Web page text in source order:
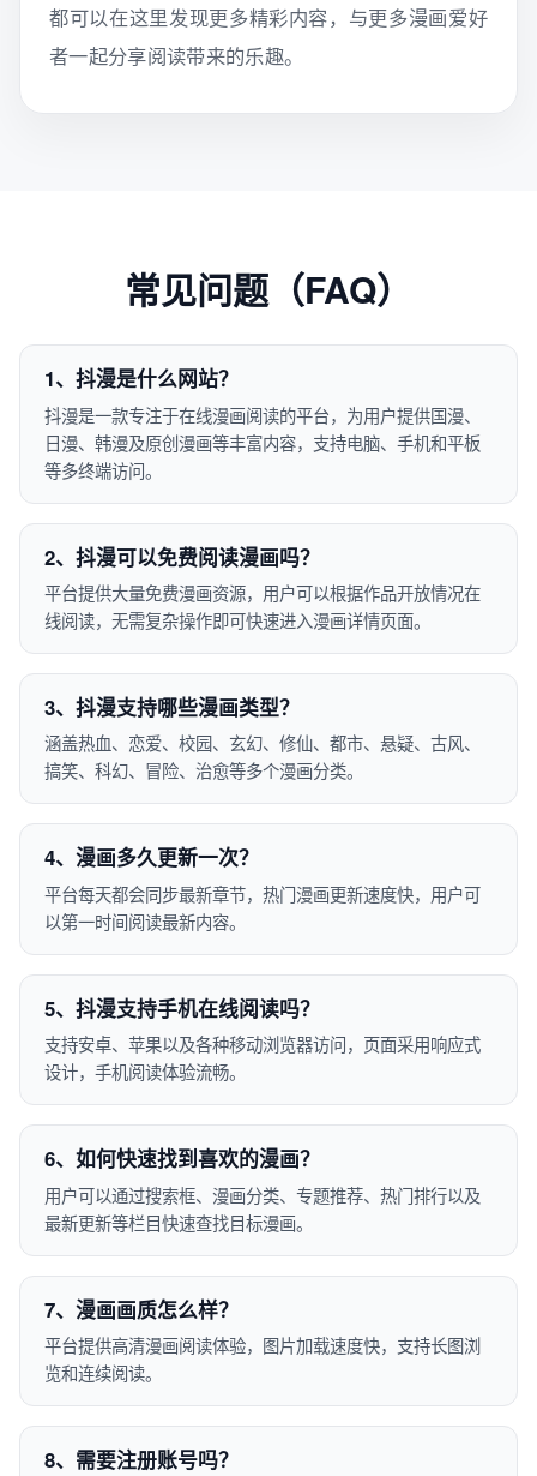
都可以在这里发现更多精彩内容，与更多漫画爱好
者一起分享阅读带来的乐趣。
常见问题（FAQ）
1、抖漫是什么网站？
抖漫是一款专注于在线漫画阅读的平台，为用户提供国漫、
日漫、韩漫及原创漫画等丰富内容，支持电脑、手机和平板
等多终端访问。
2、抖漫可以免费阅读漫画吗？
平台提供大量免费漫画资源，用户可以根据作品开放情况在
线阅读，无需复杂操作即可快速进入漫画详情页面。
3、抖漫支持哪些漫画类型？
涵盖热血、恋爱、校园、玄幻、修仙、都市、悬疑、古风、
搞笑、科幻、冒险、治愈等多个漫画分类。
4、漫画多久更新一次？
平台每天都会同步最新章节，热门漫画更新速度快，用户可
以第一时间阅读最新内容。
5、抖漫支持手机在线阅读吗？
支持安卓、苹果以及各种移动浏览器访问，页面采用响应式
设计，手机阅读体验流畅。
6、如何快速找到喜欢的漫画？
用户可以通过搜索框、漫画分类、专题推荐、热门排行以及
最新更新等栏目快速查找目标漫画。
7、漫画画质怎么样？
平台提供高清漫画阅读体验，图片加载速度快，支持长图浏
览和连续阅读。
8、需要注册账号吗？